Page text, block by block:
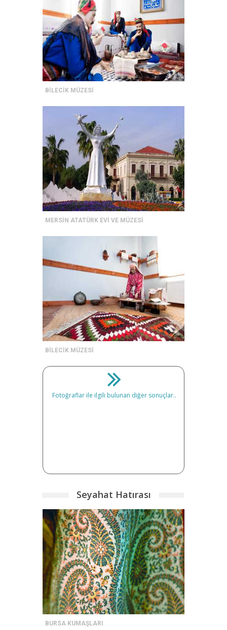
BİLECİK MÜZESİ
MERSİN ATATÜRK EVİ VE MÜZESİ
BİLECİK MÜZESİ
Fotoğraflar ile ilgili bulunan diğer sonuçlar..
Seyahat Hatırası
BURSA KUMAŞLARI